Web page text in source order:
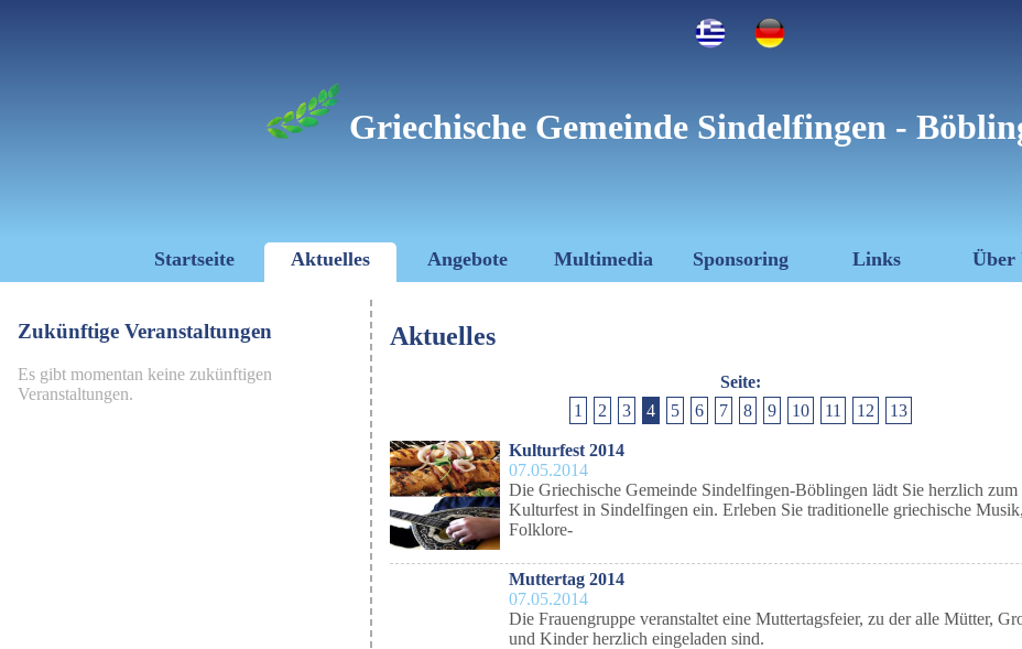
Griechische Gemeinde Sindelfingen -
Startseite Aktuelles Angebote Multimedia Sponsoring Links Über
Zukünftige Veranstaltungen
Es gibt momentan keine zukünftigen
Veranstaltungen.
Aktuelles
Seite:
1
2 3 4 5 6 7 8 9 10 11 12 13
Kulturfest 2014
07.05.2014
Die Griechische Gemeinde Sindelfingen-Böblingen lädt Sie herzlich zum
Kulturfest in Sindelfingen ein. Erleben Sie traditionelle griechische Musik,
Folklore-
Muttertag 2014
07.05.2014
Die Frauengruppe veranstaltet eine Muttertagsfeier, zu der alle Mütter,
und Kinder herzlich eingeladen sind.